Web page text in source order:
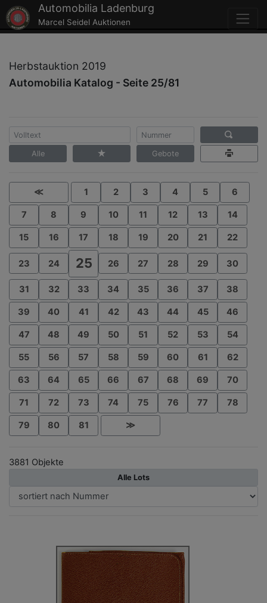
Automobilia Ladenburg
Marcel Seidel Auktionen
Herbstauktion 2019
Automobilia Katalog - Seite 25/81
Alle Gebote
≪ 1 2 3 4 5 6
7 8 9 10 11 12 13 14
15 16 17 18 19 20 21 22
23 24 25 26 27 28 29 30
31 32 33 34 35 36 37 38
39 40 41 42 43 44 45 46
47 48 49 50 51 52 53 54
55 56 57 58 59 60 61 62
63 64 65 66 67 68 69 70
71 72 73 74 75 76 77 78
79 80 81 ≫
3881 Objekte
Alle Lots